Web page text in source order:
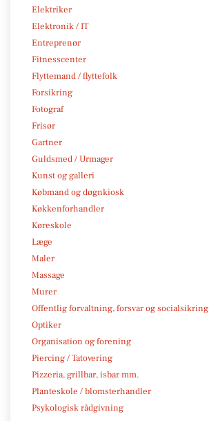
Elektriker
Elektronik / IT
Entreprenør
Fitnesscenter
Flyttemand / flyttefolk
Forsikring
Fotograf
Frisør
Gartner
Guldsmed / Urmager
Kunst og galleri
Købmand og døgnkiosk
Køkkenforhandler
Køreskole
Læge
Maler
Massage
Murer
Offentlig forvaltning, forsvar og socialsikring
Optiker
Organisation og forening
Piercing / Tatovering
Pizzeria, grillbar, isbar mm.
Planteskole / blomsterhandler
Psykologisk rådgivning